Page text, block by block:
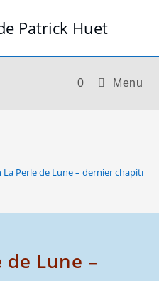
Patrick Huet
0 Menu
La Perle de Lune – dernier chapitre
de Lune –